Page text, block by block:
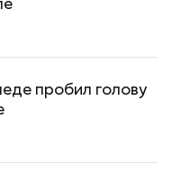
пробил голову